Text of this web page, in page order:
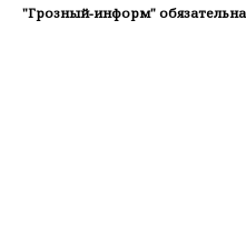
"Грозный-информ"